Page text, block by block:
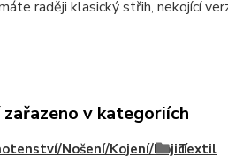
raději klasický střih, nekojící
zařazeno v kategoriích
Nošení/Kojení/KojicíTextil